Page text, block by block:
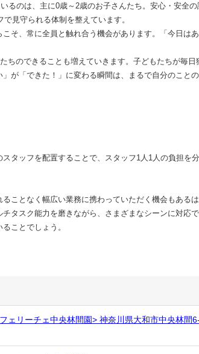
るのは、主に0歳～2歳のお子さんたち。安心・安全
見守られる体制を整えています。
そ、常に全員と触れ合う機会があります。「今日は
ちのできることも増えていきます。子どもたちが毎
が「できた！」に変わる瞬間は、まるで自分のこと
タッフを配置することで、スタッフ1人1人の負担を
ことなく幅広い業務に携わっていただく機会もある
タスク能力を磨きながら、さまざまなシーンに対応
ことでしょう。
ェリーチェ中央林間園> 神奈川県大和市中央林間